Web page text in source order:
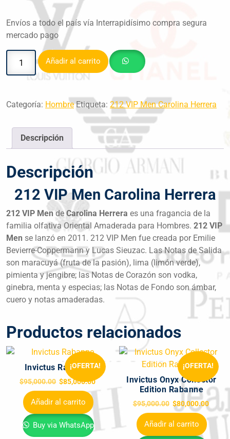
Envíos a todo el país vía Interrapidísimo compra segura
mercado pago
Añadir al carrito
Categoría: Hombre Etiqueta: 212 VIP Men Carolina Herrera
Descripción
Descripción
212 VIP Men Carolina Herrera
212 VIP Mende Carolina Herrera es una fragancia de la
familia olfativa Oriental Amaderada para Hombres. 212 VIP
Men se lanzó en 2011. 212 VIP Men fue creada por Emilie
Bevierre-Coppermann y Lucas Sieuzac. Las Notas de Salida
son maracuyá (fruta de la pasión), lima (limón verde),
pimienta y jengibre; las Notas de Corazón son vodka,
ginebra, menta y especias; las Notas de Fondo son ámbar,
cuero y notas amaderadas.
Productos relacionados
¡OFERTA!
Invictus Rabanne
$95,000.00 $85,000.00
Añadir al carrito
Buy via WhatsApp
¡OFERTA!
Invictus Onyx Collector
Edition Rabanne
$95,000.00 $80,000.00
Añadir al carrito